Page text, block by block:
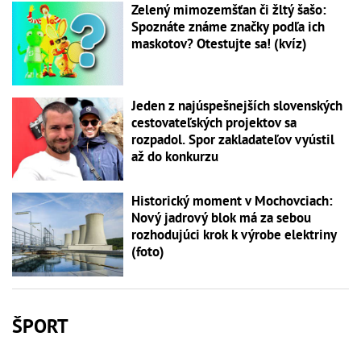
Zelený mimozemšťan či žltý šašo:
Spoznáte známe značky podľa ich
maskotov? Otestujte sa! (kvíz)
Jeden z najúspešnejších slovenských
cestovateľských projektov sa
rozpadol. Spor zakladateľov vyústil
až do konkurzu
Historický moment v Mochovciach:
Nový jadrový blok má za sebou
rozhodujúci krok k výrobe elektriny
(foto)
ŠPORT